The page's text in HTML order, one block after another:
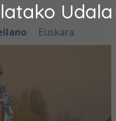
Euskara